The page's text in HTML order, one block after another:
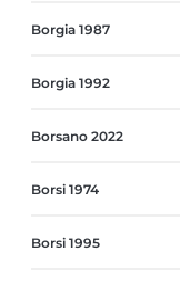
Borgia 1987
Borgia 1992
Borsano 2022
Borsi 1974
Borsi 1995